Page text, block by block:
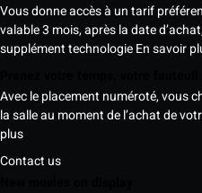
Vous donne accès à un tarif
valable 3 mois, après la date
supplément technologieEn savoir
Avec le placement numéroté, vous
la salle au moment de l’achat de
plus
Contact us